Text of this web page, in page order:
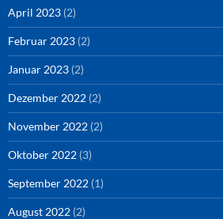
April 2023 (2)
Februar 2023 (2)
Januar 2023 (2)
Dezember 2022 (2)
November 2022 (2)
Oktober 2022 (3)
September 2022 (1)
August 2022 (2)